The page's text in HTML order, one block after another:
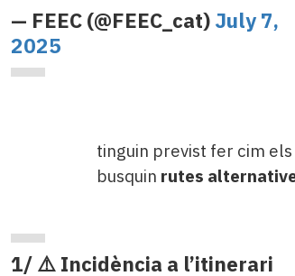
— FEEC (@FEEC_cat) July 7,
2025
tinguin previst fer cim
busquin rutes
1/ ⚠️ Incidència a l’itinerari